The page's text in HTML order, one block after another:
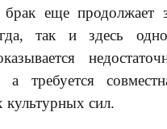
еще продолжает
так и здесь
требуется
культурных сил.